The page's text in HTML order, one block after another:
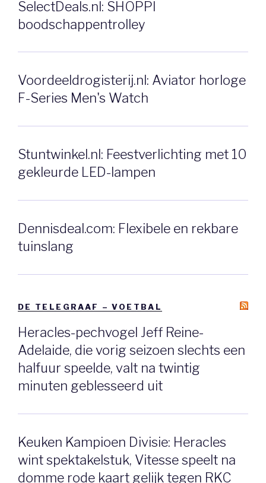
SelectDeals.nl: SHOPPI
boodschappentrolley
Voordeeldrogisterij.nl: Aviator horloge
F-Series Men's Watch
Stuntwinkel.nl: Feestverlichting met 10
gekleurde LED-lampen
Dennisdeal.com: Flexibele en rekbare
tuinslang
DE TELEGRAAF – VOETBAL
Heracles-pechvogel Jeff Reine-
Adelaide, die vorig seizoen slechts een
halfuur speelde, valt na twintig
minuten geblesseerd uit
Keuken Kampioen Divisie: Heracles
wint spektakelstuk, Vitesse speelt na
domme rode kaart gelijk tegen RKC